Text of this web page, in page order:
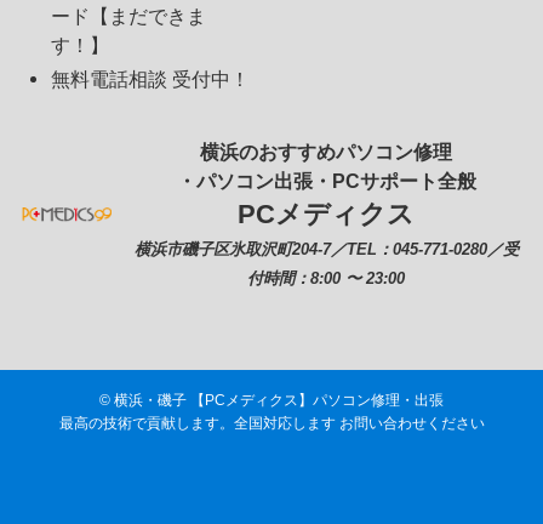
ード【まだできま
す！】
無料電話相談 受付中！
横浜のおすすめパソコン修理
・パソコン出張・PCサポート全般
PCメディクス
横浜市磯子区氷取沢町204-7／TEL：045-771-0280／受
付時間：8:00 〜 23:00
© 横浜・磯子 【PCメディクス】パソコン修理・出張
最高の技術で貢献します。全国対応します お問い合わせください